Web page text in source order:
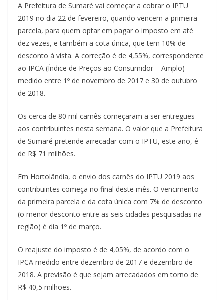
A Prefeitura de Sumaré vai começar a cobrar o IPTU
2019 no dia 22 de fevereiro, quando vencem a primeira
parcela, para quem optar em pagar o imposto em até
dez vezes, e também a cota única, que tem 10% de
desconto à vista. A correção é de 4,55%, correspondente
ao IPCA (Índice de Preços ao Consumidor – Amplo)
medido entre 1º de novembro de 2017 e 30 de outubro
de 2018.
Os cerca de 80 mil carnês começaram a ser entregues
aos contribuintes nesta semana. O valor que a Prefeitura
de Sumaré pretende arrecadar com o IPTU, este ano, é
de R$ 71 milhões.
Em Hortolândia, o envio dos carnês do IPTU 2019 aos
contribuintes começa no final deste mês. O vencimento
da primeira parcela e da cota única com 7% de desconto
(o menor desconto entre as seis cidades pesquisadas na
região) é dia 1º de março.
O reajuste do imposto é de 4,05%, de acordo com o
IPCA medido entre dezembro de 2017 e dezembro de
2018. A previsão é que sejam arrecadados em torno de
R$ 40,5 milhões.